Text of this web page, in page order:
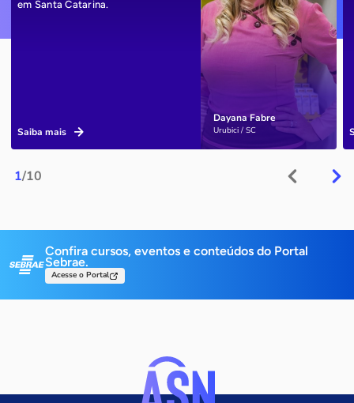
1/10
Dayana Fabre
Urubici / SC
em Santa Catarina.
Saiba mais
Confira cursos, eventos e conteúdos do Portal
Sebrae.
Acesse o Portal